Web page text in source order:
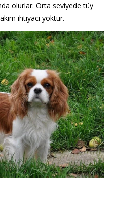
olurlar. Orta seviyede tüy
ihtiyacı yoktur.